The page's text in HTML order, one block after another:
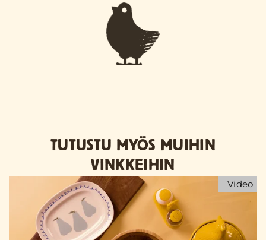
TUTUSTU MYÖS MUIHIN
VINKKEIHIN